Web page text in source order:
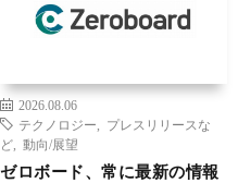
2026.08.06
テクノロジー
プレスリリースな
ど
動向/展望
ゼロボード、常に最新の情報